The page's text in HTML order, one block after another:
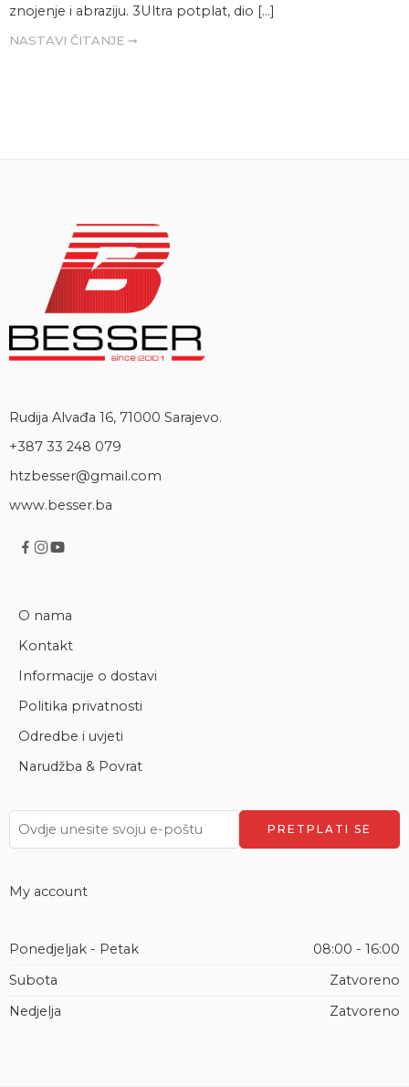
znojenje i abraziju. 3Ultra potplat, dio […]
NASTAVI ČITANJE ➞
Rudija Alvađa 16, 71000 Sarajevo.
+387 33 248 079
htzbesser@gmail.com
www.besser.ba
O nama
Kontakt
Informacije o dostavi
Politika privatnosti
Odredbe i uvjeti
Narudžba & Povrat
My account
Ponedjeljak - Petak
08:00 - 16:00
Subota
Zatvoreno
Nedjelja
Zatvoreno